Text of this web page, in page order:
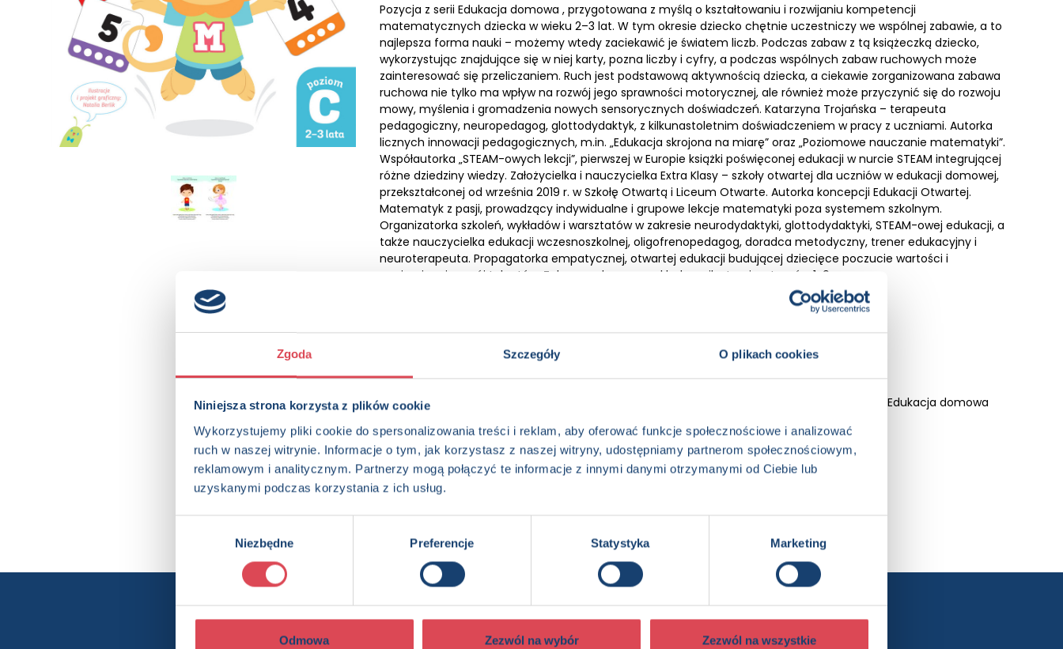
Zgoda Szczegóły O plikach cookies
Niniejsza strona korzysta z plików cookie
Wykorzystujemy pliki cookie do spersonalizowania treści i reklam, aby oferować funkcje społecznościowe i analizować
ruch w naszej witrynie. Informacje o tym, jak korzystasz z naszej witryny, udostępniamy partnerom społecznościowym,
reklamowym i analitycznym. Partnerzy mogą połączyć te informacje z innymi danymi otrzymanymi od Ciebie lub
uzyskanymi podczas korzystania z ich usług.
Niezbędne Preferencje Statystyka Marketing
Odmowa Zezwól na wybór Zezwól na wszystkie
Pozycja z serii Edukacja domowa , przygotowana z myślą o kształtowaniu i rozwijaniu kompetencji
matematycznych dziecka w wieku 2–3 lat. W tym okresie dziecko chętnie uczestniczy we wspólnej zabawie, a to
najlepsza forma nauki – możemy wtedy zaciekawić je światem liczb. Podczas zabaw z tą książeczką dziecko,
wykorzystując znajdujące się w niej karty, pozna liczby i cyfry, a podczas wspólnych zabaw ruchowych może
zainteresować się przeliczaniem. Ruch jest podstawową aktywnością dziecka, a ciekawie zorganizowana zabawa
ruchowa nie tylko ma wpływ na rozwój jego sprawności motorycznej, ale również może przyczynić się do rozwoju
mowy, myślenia i gromadzenia nowych sensorycznych doświadczeń. Katarzyna Trojańska – terapeuta
pedagogiczny, neuropedagog, glottodydaktyk, z kilkunastoletnim doświadczeniem w pracy z uczniami. Autorka
licznych innowacji pedagogicznych, m.in. „Edukacja skrojona na miarę” oraz „Poziomowe nauczanie matematyki”.
Współautorka „STEAM-owych lekcji”, pierwszej w Europie książki poświęconej edukacji w nurcie STEAM integrującej
różne dziedziny wiedzy. Założycielka i nauczycielka Extra Klasy – szkoły otwartej dla uczniów w edukacji domowej,
przekształconej od września 2019 r. w Szkołę Otwartą i Liceum Otwarte. Autorka koncepcji Edukacji Otwartej.
Matematyk z pasji, prowadzący indywidualne i grupowe lekcje matematyki poza systemem szkolnym.
Organizatorka szkoleń, wykładów i warsztatów w zakresie neurodydaktyki, glottodydaktyki, STEAM-owej edukacji, a
także nauczycielka edukacji wczesnoszkolnej, oligofrenopedagog, doradca metodyczny, trener edukacyjny i
neuroterapeuta. Propagatorka empatycznej, otwartej edukacji budującej dziecięce poczucie wartości i
wspierającej rozwój talentów. Zobacz wybrane przykładowe ilustracje z tomów 1-9.
ISBN:978-83-274-9014-8
Wydawnictwo:Wydawnictwo Olesiejuk
Kategorie:
2+, Dzieci (0-12), Aktywizacja, Edukacja, Książka z zadaniami, Książka całoroczna, Edukacja domowa
Data wprowadzenia:14-01-2020
Seria:Edukacja domowa
Chcesz wiedzieć więcej? Zapisz się do newslettera